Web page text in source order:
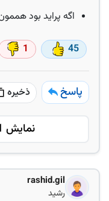
اگه پراید بود
45
1
پاسخ ذخیره
نمایش 1 پاسخ به این نظر ...
rashid.gil
رشید